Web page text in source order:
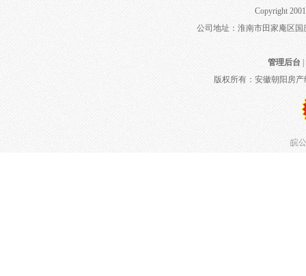
Copyright
公司地址：淮南市田家庵区
管理后台|
版权所有：安徽朝阳房
皖